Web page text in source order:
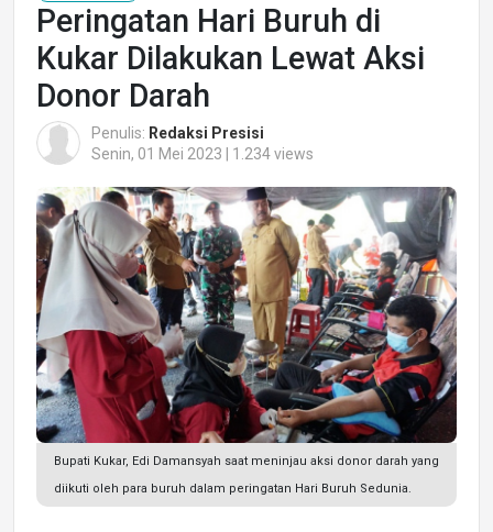
Peringatan Hari Buruh di
Kukar Dilakukan Lewat Aksi
Donor Darah
Penulis: Redaksi Presisi
Senin, 01 Mei 2023 | 1.234 views
Bupati Kukar, Edi Damansyah saat meninjau aksi donor darah yang
diikuti oleh para buruh dalam peringatan Hari Buruh Sedunia.